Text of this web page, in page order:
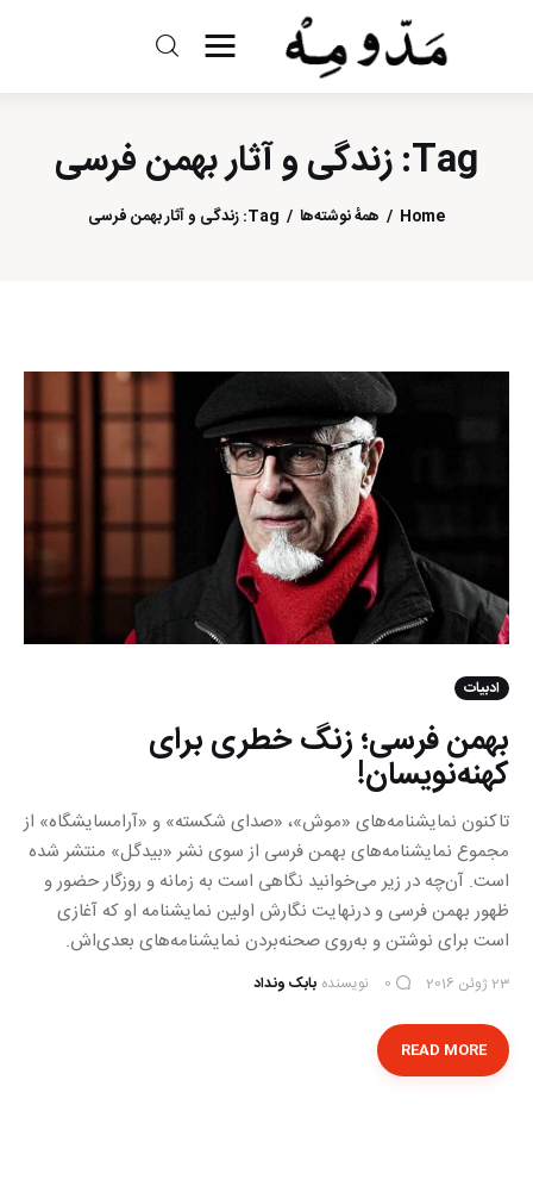
Tag: زندگی و آثار بهمن فرسی
Home همهٔ نوشته‌ها Tag: زندگی و آثار بهمن فرسی
مد و مه
ادبیات
سینما
درباره ما
ادبیات
بهمن فرسی؛ زنگ خطری برای
کهنه‌نویسان!
تاکنون نمایشنامه‌های «موش»، «صدای شکسته» و «آرامسایشگاه» از
مجموع‌ نمایشنامه‌های بهمن فرسی از سوی نشر «بیدگل» منتشر شده
است. آن‌چه در زیر می‌خوانید نگاهی است به زمانه و روزگار حضور و
ظهور بهمن فرسی و درنهایت نگارش اولین نمایشنامه او که آغازی
است برای نوشتن و به‌روی صحنه‌بردن نمایشنامه‌های بعدی‌اش.
23 ژوئن 2016 0 نویسنده بابک ونداد
READ MORE